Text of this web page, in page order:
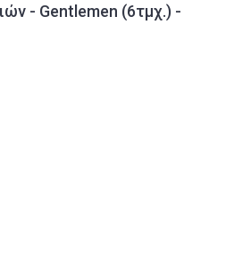
- Gentlemen (6τμχ.) -